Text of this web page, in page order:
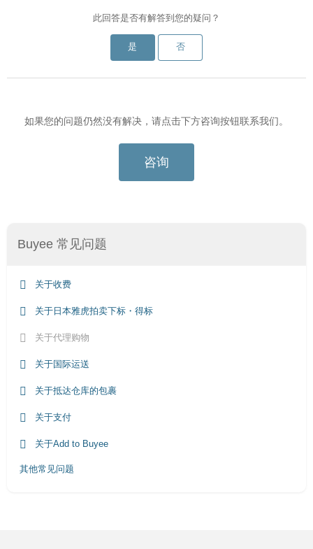
Buyee 常见问题
关于收费
关于日本雅虎拍卖下标・得标
关于代理购物
关于国际运送
关于抵达仓库的包裹
关于支付
关于Add to Buyee
其他常见问题
此回答是否有解答到您的疑问？
是 否
如果您的问题仍然没有解决，请点击下方咨询按钮联系我们。
咨询